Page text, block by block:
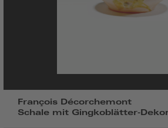
François Décorchemont
Schale mit Gingkoblätter-